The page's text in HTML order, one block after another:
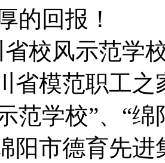
的回报！
校风示范学
省模范职工之
范学校”、“
阳市德育先